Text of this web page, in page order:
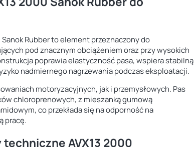
Rubber to element przeznaczony do
pod znacznym obciążeniem oraz przy wysokich
poprawia elastyczność pasa, wspiera stabilną
nadmiernego nagrzewania podczas eksploatacji.
motoryzacyjnych, jak i przemysłowych. Pas
chloroprenowych, z mieszanką gumową
co przekłada się na odporność na
pracę.
AVX13 2000